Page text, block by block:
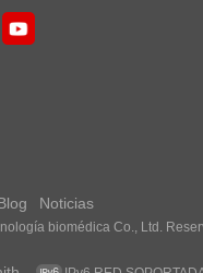
Noticias
biomédica Co., Ltd.